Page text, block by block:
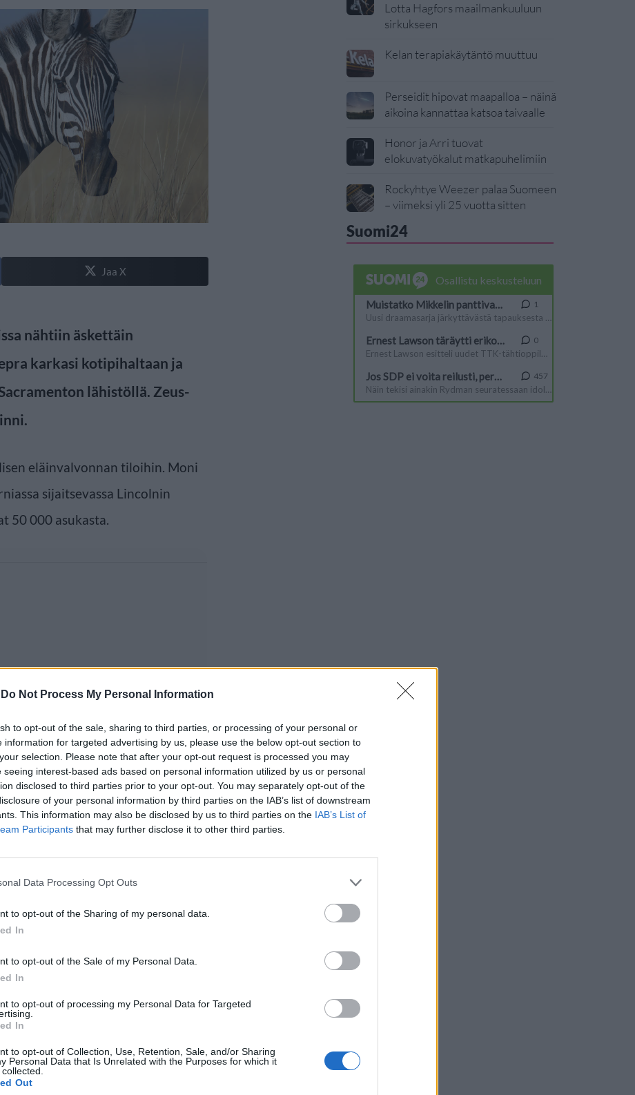
Do Not Process My Personal Information
to opt-out of the sale, sharing to third parties, or processing of your personal or
information for targeted advertising by us, please use the below opt-out section to
selection. Please note that after your opt-out request is processed you may
seeing interest-based ads based on personal information utilized by us or personal
disclosed to third parties prior to your opt-out. You may separately opt-out of the
of your personal information by third parties on the IAB’s list of downstream
This information may also be disclosed by us to third parties on the IAB’s List of
Participants that may further disclose it to other third parties.
Data Processing Opt Outs
to opt-out of the Sharing of my personal data.
In
to opt-out of the Sale of my Personal Data.
In
to opt-out of processing my Personal Data for Targeted
In
to opt-out of Collection, Use, Retention, Sale, and/or Sharing
Personal Data that Is Unrelated with the Purposes for which it
Out
Jaa X
nähtiin äskettäin
karkasi kotipihaltaan ja
lähistöllä. Zeus-
eläinvalvonnan tiloihin. Moni
sijaitsevassa Lincolnin
50 000 asukasta.
Placer Countyn Animal
saaneensa ilmoituksen
Lotta Hagfors maailmankuuluun
sirkukseen
Kelan terapiakäytäntö muuttuu
Perseidit hipovat maapalloa – näinä
aikoina kannattaa katsoa taivaalle
Honor ja Arri tuovat
elokuvatyökalut matkapuhelimiin
Rockyhtye Weezer palaa Suomeen
– viimeksi yli 25 vuotta sitten
Suomi24